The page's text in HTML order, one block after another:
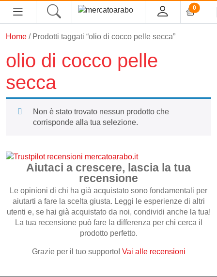
0
ALIMENTARI
PROFUMI ARABI
MACELLERIA
INGROSSO
CHI SIAMO
Home / Prodotti taggati “olio di cocco pelle secca”
olio di cocco pelle
secca
Non è stato trovato nessun prodotto che
corrisponde alla tua selezione.
Aiutaci a crescere, lascia la tua
recensione
Le opinioni di chi ha già acquistato sono fondamentali per
aiutarti a fare la scelta giusta. Leggi le esperienze di altri
utenti e, se hai già acquistato da noi, condividi anche la tua!
La tua recensione può fare la differenza per chi cerca il
prodotto perfetto.
Grazie per il tuo supporto! Vai alle recensioni